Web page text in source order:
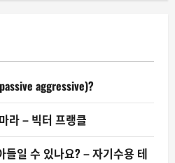
aggressive)?
라 – 빅터 프랭클
들일 수 있나요? – 자기수용 테